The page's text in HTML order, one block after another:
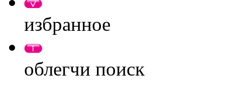
избранное
облегчи поиск